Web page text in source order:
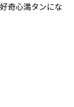
奇心満タンにな